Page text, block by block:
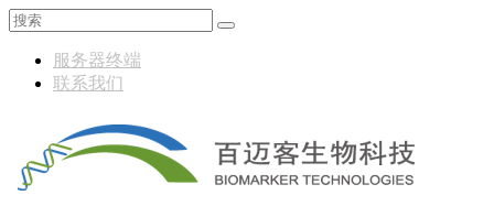
服务器终端
联系我们